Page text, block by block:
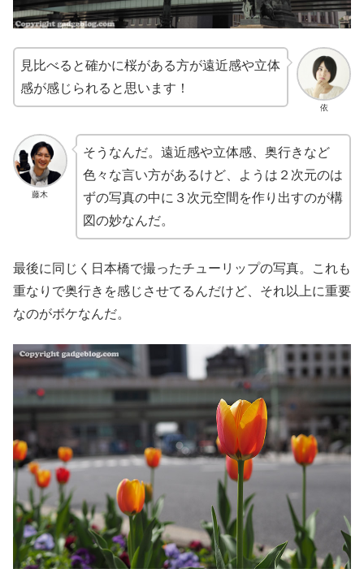
依
見比べると確かに桜がある方が遠近感や立体
感が感じられると思います！
藤木
そうなんだ。遠近感や立体感、奥行きなど
色々な言い方があるけど、ようは２次元のは
ずの写真の中に３次元空間を作り出すのが構
図の妙なんだ。
最後に同じく日本橋で撮ったチューリップの写真。これも
重なりで奥行きを感じさせてるんだけど、それ以上に重要
なのがボケなんだ。